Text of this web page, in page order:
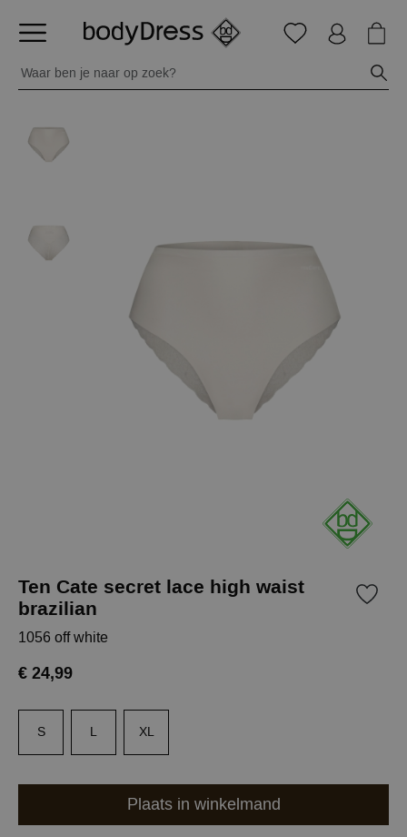
Ten Cate secret lace high waist
brazilian
1056 off white
€ 24,99
S L XL
Plaats in winkelmand